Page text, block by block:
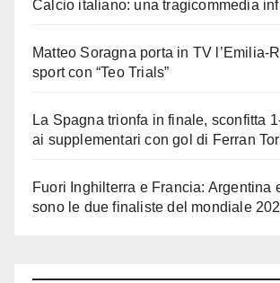
Calcio italiano: una tragicommedia
Matteo Soragna porta in TV l’Emilia-
sport con “Teo Trials”
La Spagna trionfa in finale, sconfitta
ai supplementari con gol di Ferran
Fuori Inghilterra e Francia: Argentina
sono le due finaliste del mondiale